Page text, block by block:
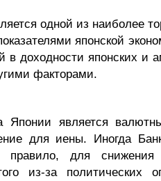
одной из наиболее
японской
в доходности японских и
факторами.
является
для иены. Иногда
правило, для
из-за политических